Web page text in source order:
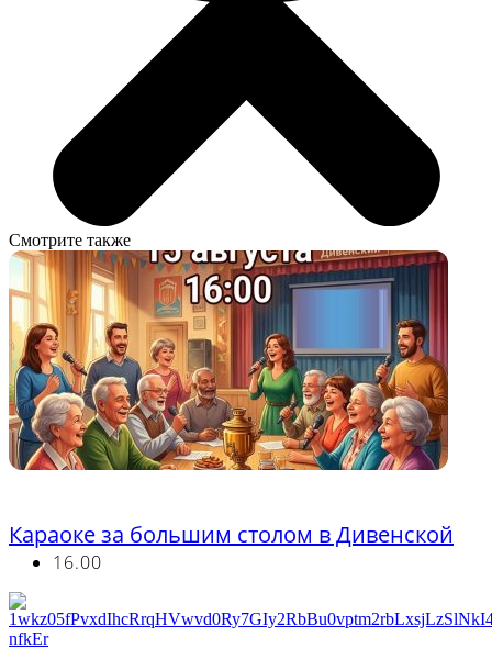
Смотрите также
Караоке за большим столом в Дивенской
16.00